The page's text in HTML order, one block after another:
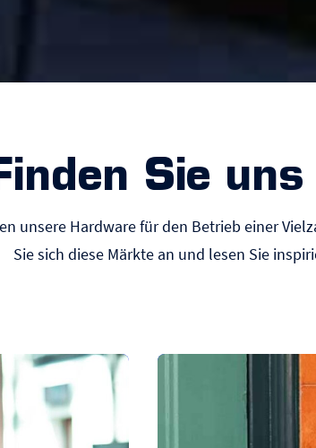
Sie
unsere Hardware für den Betrieb einer
Sie sich diese Märkte an und lesen Sie